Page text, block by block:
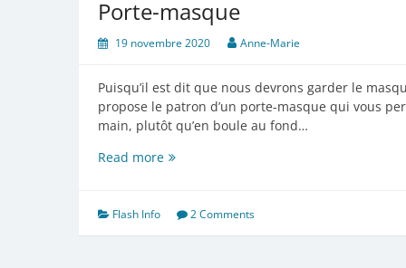
Porte-masque
19 novembre 2020 Anne-Marie
Puisqu’il est dit que nous devrons garder le
propose le patron d’un porte-masque qui vous
main, plutôt qu’en boule au fond…
Read morePorte-
Flash Info 2 Comments